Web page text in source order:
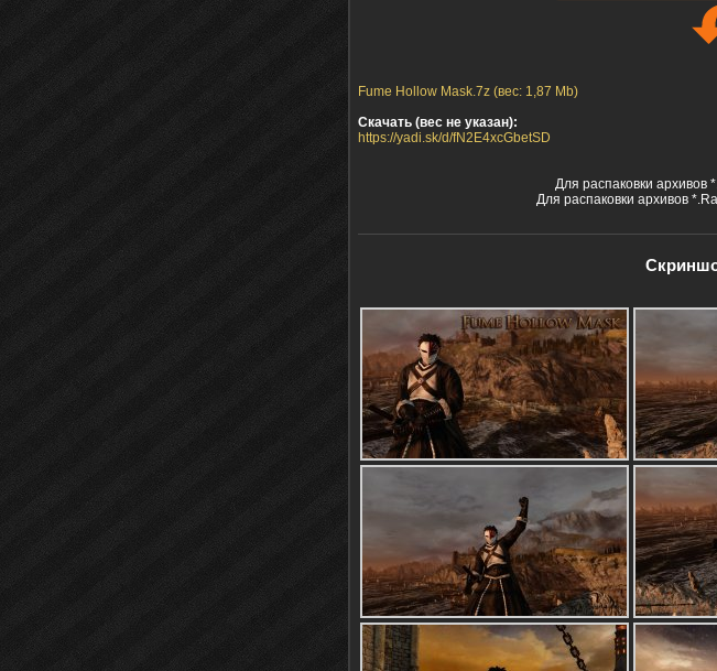
Fume Hollow Mask.7z (вес: 1,87 Mb)
Скачать (вес не указан):
https://yadi.sk/d/fN2E4xcGbetSD
Для распаковки архивов
Для распаковки архивов